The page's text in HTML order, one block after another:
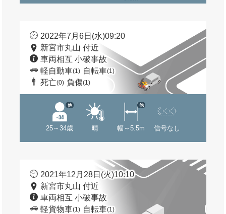
2022年7月6日(水)09:20
新宮市丸山 付近
車両相互 小破事故
軽自動車(1) 自転車(1)
死亡(0) 負傷(1)
25～34歳
他
晴 幅～5.5m
他
信号なし
2021年12月28日(火)10:10
新宮市丸山 付近
車両相互 小破事故
軽貨物車(1) 自転車(1)